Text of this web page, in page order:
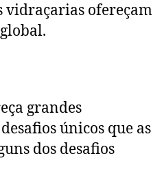
vidraçarias ofereçam
grandes
únicos que as
dos desafios